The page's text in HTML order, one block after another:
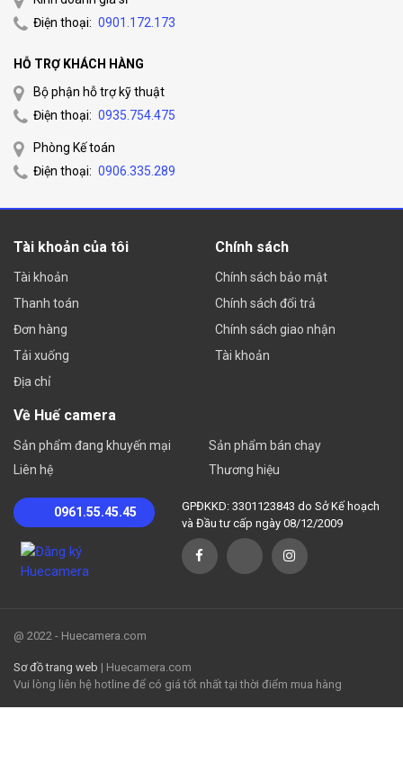
Điện thoại: 0901.172.173
HỖ TRỢ KHÁCH HÀNG
Bộ phận hỗ trợ kỹ thuật
Điện thoại: 0935.754.475
Phòng Kế toán
Điện thoại: 0906.335.289
Tài khoản của tôi
Tài khoản
Thanh toán
Đơn hàng
Tải xuống
Địa chỉ
Chính sách
Chính sách bảo mật
Chính sách đổi trả
Chính sách giao nhận
Tài khoản
Về Huế camera
Sản phẩm đang khuyến mại
Liên hệ
Sản phẩm bán chạy
Thương hiệu
0961.55.45.45
GPĐKKD: 3301123843 do Sở Kế hoạch
và Đầu tư cấp ngày 08/12/2009
@ 2022 - Huecamera.com
Sơ đồ trang web | Huecamera.com
Vui lòng liên hệ hotline để có giá tốt nhất tại thời điểm mua hàng